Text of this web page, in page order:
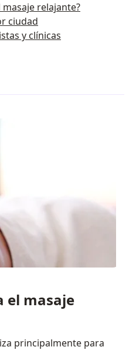
relajante?
ciudad
y clínicas
el masaje
principalmente para